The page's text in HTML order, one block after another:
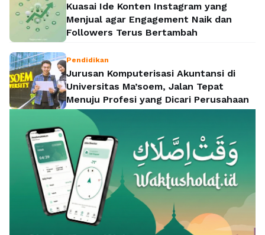
Kuasai Ide Konten Instagram yang
Menjual agar Engagement Naik dan
Followers Terus Bertambah
Pendidikan
Jurusan Komputerisasi Akuntansi di
Universitas Ma’soem, Jalan Tepat
Menuju Profesi yang Dicari Perusahaan